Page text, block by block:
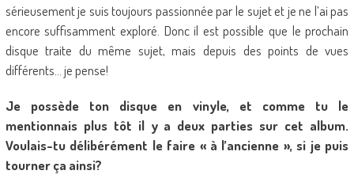
sérieusement je suis toujours passionnée par le sujet et je ne l’ai pas
encore suffisamment exploré. Donc il est possible que le prochain
disque traite du même sujet, mais depuis des points de vues
différents… je pense!
Je possède ton disque en vinyle, et comme tu le
mentionnais plus tôt il y a deux parties sur cet album.
Voulais-tu délibérément le faire « à l’ancienne », si je puis
tourner ça ainsi?